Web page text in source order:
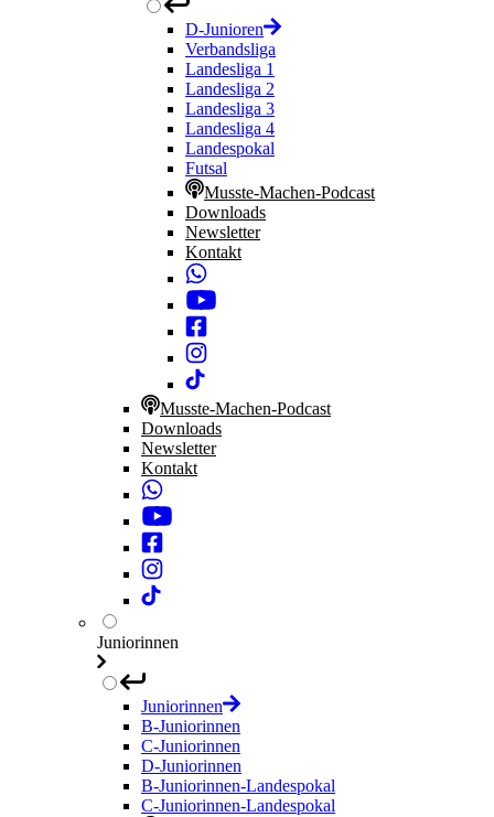
D-Junioren
Verbandsliga
Landesliga 1
Landesliga 2
Landesliga 3
Landesliga 4
Landespokal
Futsal
Musste-Machen-Podcast
Downloads
Newsletter
Kontakt
Musste-Machen-Podcast
Downloads
Newsletter
Kontakt
Juniorinnen
Juniorinnen
B-Juniorinnen
C-Juniorinnen
D-Juniorinnen
B-Juniorinnen-Landespokal
C-Juniorinnen-Landespokal